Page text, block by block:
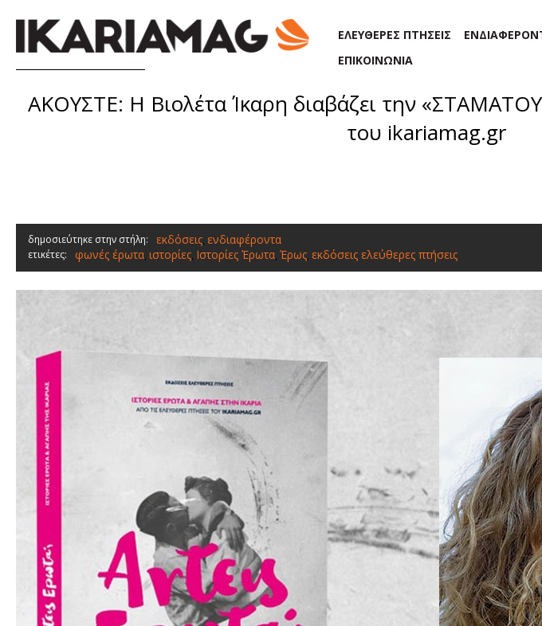
ΕΛΕΥΘΕΡΕΣ ΠΤΗΣΕΙΣ
ΕΠΙΚΟΙΝΩΝΙΑ
ΑΚΟΥΣΤΕ: Η Βιολέτα Ίκαρη διαβάζει την
του ikariamag.gr
δημοσιεύτηκε στην στήλη: εκδόσεις, ενδιαφέροντα
ετικέτες: φωνές έρωτα, ιστορίες, Ιστορίες Έρωτα, Έρως, εκδόσεις ελεύθερες πτήσεις